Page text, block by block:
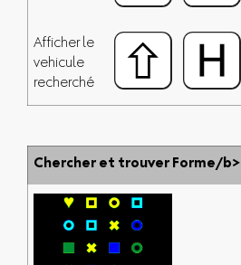
Afficher le
vehicule
recherché
Chercher et trouver Forme/b>